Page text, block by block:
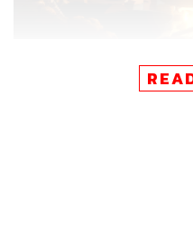
Delicious in Dungeonคือผล
เดียวกันของ เรียวโกะ คุอิ ว่